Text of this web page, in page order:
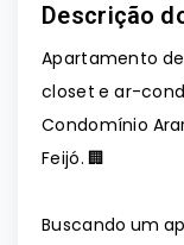
Descrição
Apartamento
closet e ar-
Condomínio
Feijó. 🏢
Buscando um